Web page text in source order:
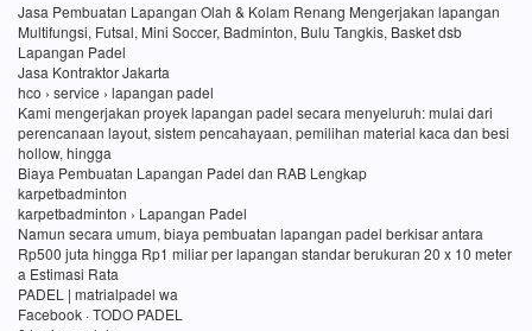
Jasa Pembuatan Lapangan Olah & Kolam Renang Mengerjakan lapangan
Multifungsi, Futsal, Mini Soccer, Badminton, Bulu Tangkis, Basket dsb
Lapangan Padel
Jasa Kontraktor Jakarta
hco › service › lapangan padel
Kami mengerjakan proyek lapangan padel secara menyeluruh: mulai dari
perencanaan layout, sistem pencahayaan, pemilihan material kaca dan besi
hollow, hingga
Biaya Pembuatan Lapangan Padel dan RAB Lengkap
karpetbadminton
karpetbadminton › Lapangan Padel
Namun secara umum, biaya pembuatan lapangan padel berkisar antara
Rp500 juta hingga Rp1 miliar per lapangan standar berukuran 20 x 10 meter
a Estimasi Rata
PADEL | matrialpadel wa
Facebook · TODO PADEL